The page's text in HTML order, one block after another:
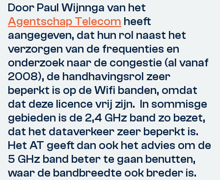
Door Paul Wijnnga van het
Agentschap Telecom heeft
aangegeven, dat hun rol naast het
verzorgen van de frequenties en
onderzoek naar de congestie (al vanaf
2008), de handhavingsrol zeer
beperkt is op de Wifi banden, omdat
dat deze licence vrij zijn. In sommisge
gebieden is de 2,4 GHz band zo bezet,
dat het dataverkeer zeer beperkt is.
Het AT geeft dan ook het advies om de
5 GHz band beter te gaan benutten,
waar de bandbreedte ook breder is.